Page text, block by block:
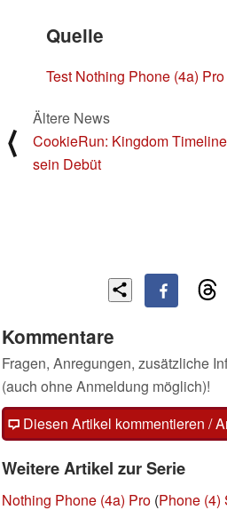
Quelle
Test Nothing Phone (4a) Pro
⟨
Ältere News
CookieRun: Kingdom
sein Debüt
Kommentare
Fragen, Anregungen, zusätzliche
(auch ohne Anmeldung möglich)!
Diesen Artikel kommentieren /
Weitere Artikel zur Serie
Nothing Phone (4a) Pro (Phone (4)